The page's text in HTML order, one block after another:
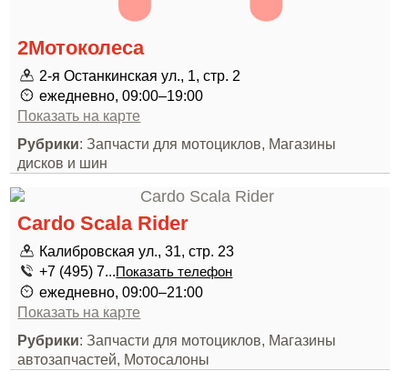
2Мотоколеса
2-я Останкинская ул., 1, стр. 2
ежедневно, 09:00–19:00
Показать на карте
Рубрики: Запчасти для мотоциклов, Магазины
дисков и шин
Cardo Scala Rider
Калибровская ул., 31, стр. 23
+7 (495) 7...Показать телефон
ежедневно, 09:00–21:00
Показать на карте
Рубрики: Запчасти для мотоциклов, Магазины
автозапчастей, Мотосалоны